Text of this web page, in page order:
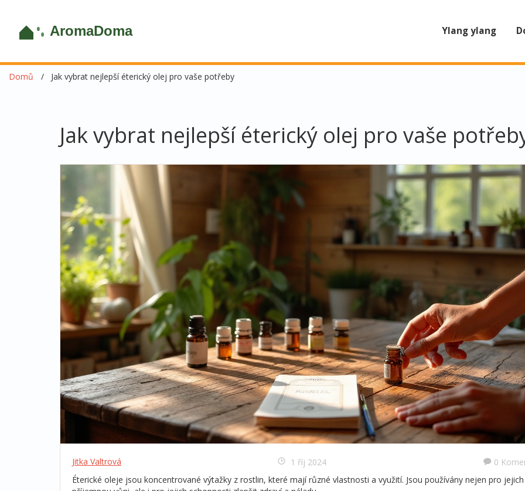
Ylang ylang
Domů Jak vybrat nejlepší éterický olej pro vaše potřeby
Jak vybrat nejlepší éterický olej pro vaše
Jitka Valtrová 1 říj 2024
0
Éterické oleje jsou koncentrované výtažky z rostlin, které mají různé vlastnosti a využití. Jsou používány nejen pro jejich